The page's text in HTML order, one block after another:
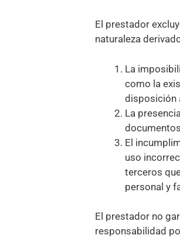
El prestador
naturaleza
La
como la
disposición
La
El
uso
terceros
personal y
El prestador no
responsabilidad